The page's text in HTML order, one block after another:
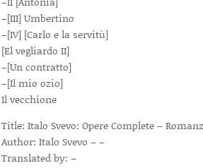
–[III] Umbertino
–[IV] [Carlo e la servitù]
[El vegliardo II]
–[Un contratto]
–[Il mio ozio]
Il vecchione
Title: Italo Svevo: Opere Complete –
Author: Italo Svevo – –
Translated by: –